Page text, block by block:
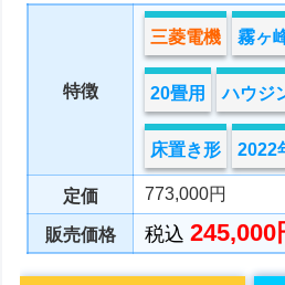
特徴
三菱電機 霧ヶ
20畳用 ハウジ
床置き形 2022
定価 773,000円
販売価格 税込245,000